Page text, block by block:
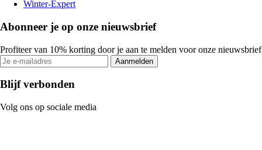
Winter-Expert
Abonneer je op onze nieuwsbrief
Profiteer van 10% korting door je aan te melden voor onze nieuwsbrief
Aanmelden
Blijf verbonden
Volg ons op sociale media